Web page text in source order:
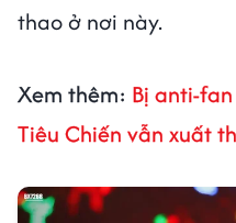
thao ở nơi này.
Xem thêm: Bị anti-
Tiêu Chiến vẫn xuất